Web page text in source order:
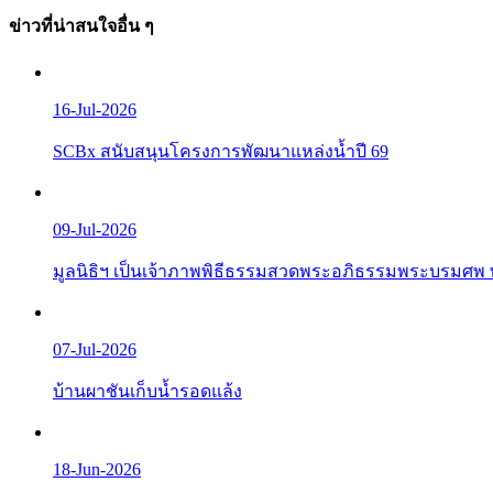
ข่าวที่น่าสนใจอื่น ๆ
16-Jul-2026
SCBx สนับสนุนโครงการพัฒนาแหล่งน้ำปี 69
09-Jul-2026
มูลนิธิฯ เป็นเจ้าภาพพิธีธรรมสวดพระอภิธรรมพระบรมศพ
07-Jul-2026
บ้านผาชันเก็บน้ำรอดแล้ง
18-Jun-2026